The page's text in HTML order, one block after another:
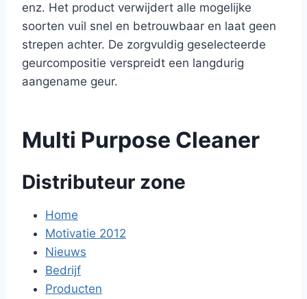
enz. Het product verwijdert alle mogelijke
soorten vuil snel en betrouwbaar en laat geen
strepen achter. De zorgvuldig geselecteerde
geurcompositie verspreidt een langdurig
aangename geur.
Multi Purpose Cleaner
Distributeur zone
Home
Motivatie 2012
Nieuws
Bedrijf
Producten